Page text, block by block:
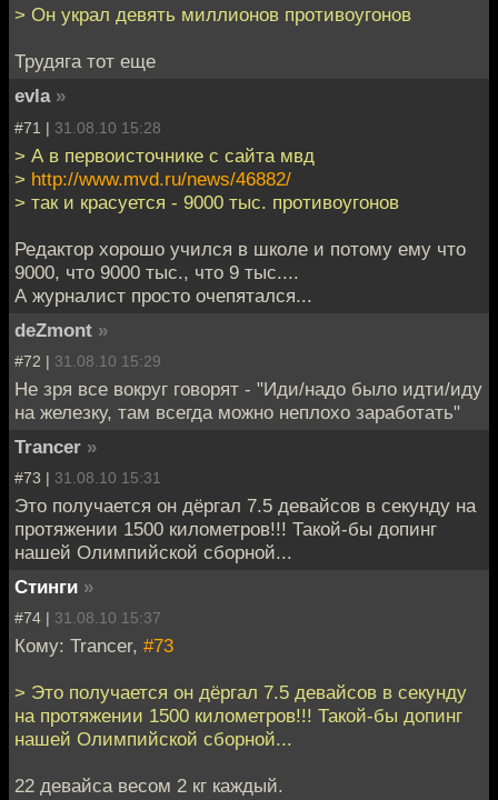
> Он украл девять миллионов противоугонов
Трудяга тот еще
evla »
#71 | 31.08.10 15:28
> А в первоисточнике с сайта мвд
> http://www.mvd.ru/news/46882/
> так и красуется - 9000 тыс. противоугонов
Редактор хорошо учился в школе и потому ему что
9000, что 9000 тыс., что 9 тыс....
А журналист просто очепятался...
deZmont »
#72 | 31.08.10 15:29
Не зря все вокруг говорят - "Иди/надо было идти/иду
на железку, там всегда можно неплохо заработать"
Trancer »
#73 | 31.08.10 15:31
Это получается он дёргал 7.5 девайсов в секунду на
протяжении 1500 километров!!! Такой-бы допинг
нашей Олимпийской сборной...
Стинги »
#74 | 31.08.10 15:37
Кому: Trancer, #73
> Это получается он дёргал 7.5 девайсов в секунду
на протяжении 1500 километров!!! Такой-бы допинг
нашей Олимпийской сборной...
22 девайса весом 2 кг каждый.